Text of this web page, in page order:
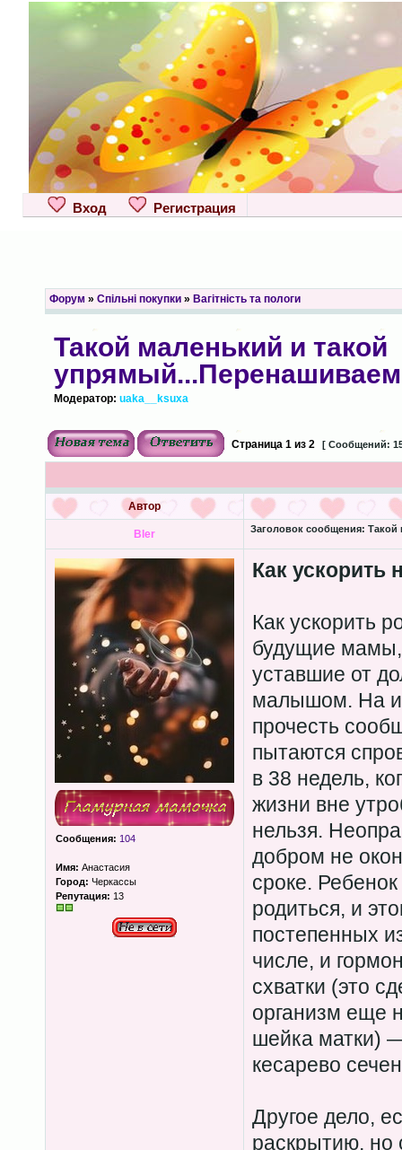
Вход Регистрация
Форум » Спільні покупки» Вагітність та пологи
Такой маленький и такой
Модератор: uaka__ksuxa
Страница 1из 2 [ Сообщений:
Автор
Bler Заголовок сообщения: Такой
Сообщения: 104
Имя: Анастасия
Город: Черкассы
Репутация: 13
Как ускорить
Как ускорить
будущие
уставшие от
малышом. На
прочесть
пытаются
в 38 недель,
жизни вне
нельзя.
добром не
сроке.
родиться, и
постепенных
числе, и
схватки (это
организм еще
шейка матки)
кесарево
Другое дело,
раскрытию, но